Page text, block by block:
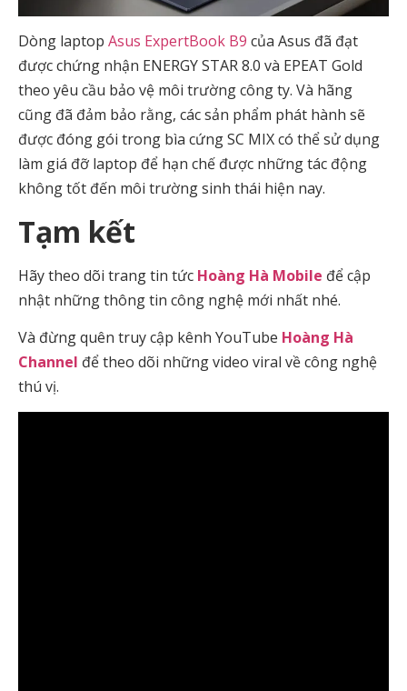
Dòng laptop Asus ExpertBook B9 của Asus đã đạt
được chứng nhận ENERGY STAR 8.0 và EPEAT Gold
theo yêu cầu bảo vệ môi trường công ty. Và hãng
cũng đã đảm bảo rằng, các sản phẩm phát hành sẽ
được đóng gói trong bìa cứng SC MIX có thể sử dụng
làm giá đỡ laptop để hạn chế được những tác động
không tốt đến môi trường sinh thái hiện nay.
Tạm kết
Hãy theo dõi trang tin tức Hoàng Hà Mobile để cập
nhật những thông tin công nghệ mới nhất nhé.
Và đừng quên truy cập kênh YouTube Hoàng Hà
Channel để theo dõi những video viral về công nghệ
thú vị.